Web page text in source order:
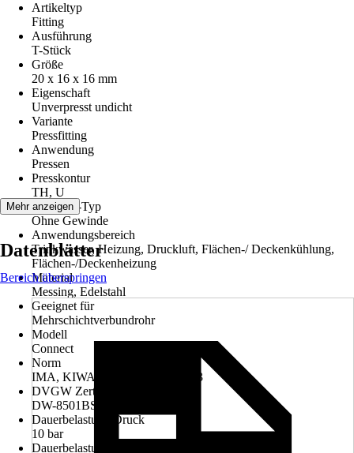
Artikeltyp
Fitting
Ausführung
T-Stück
Größe
20 x 16 x 16 mm
Eigenschaft
Unverpresst undicht
Variante
Pressfitting
Anwendung
Pressen
Presskontur
TH, U
Gewinde-Typ
Ohne Gewinde
Anwendungsbereich
Trinkwasser, Heizung, Druckluft, Flächen-/ Deckenkühlung,
Flächen-/Deckenheizung
Material
Messing, Edelstahl
Geeignet für
Mehrschichtverbundrohr
Modell
Connect
Norm
IMA, KIWA, ÜA, EN ISO 21003
DVGW Zertifikat
DW-8501BS5049
Dauerbelastung Druck
10 bar
Dauerbelastung Temperatur
Mehr anzeigen
Datenblätter
Bereich überspringen